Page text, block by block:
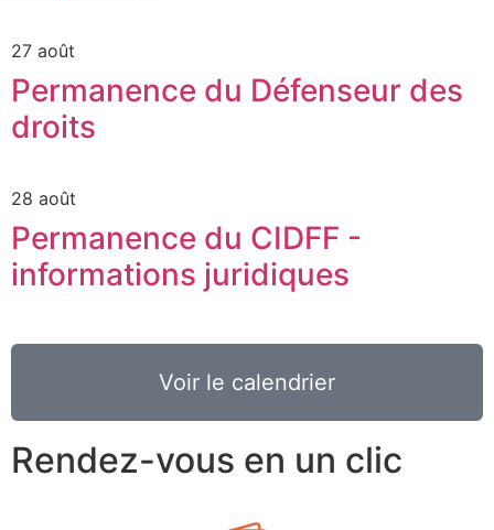
27 août
Permanence du Défenseur des
droits
28 août
Permanence du CIDFF -
informations juridiques
Voir le calendrier
Rendez-vous en un clic